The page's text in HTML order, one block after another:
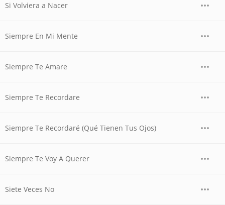
Si Volviera a Nacer
Siempre En Mi Mente
Siempre Te Amare
Siempre Te Recordare
Siempre Te Recordaré (Qué Tienen Tus Ojos)
Siempre Te Voy A Querer
Siete Veces No